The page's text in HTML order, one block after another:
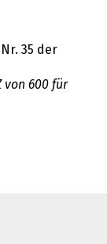
35 der
von 600 für